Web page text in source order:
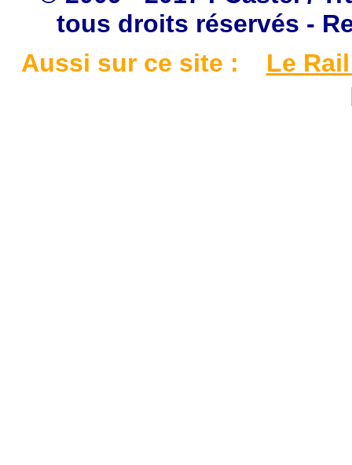
tous droits réservés -
Aussi sur ce site :
Le